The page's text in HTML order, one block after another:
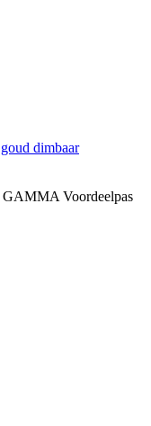
dimbaar
GAMMA Voordeelpas